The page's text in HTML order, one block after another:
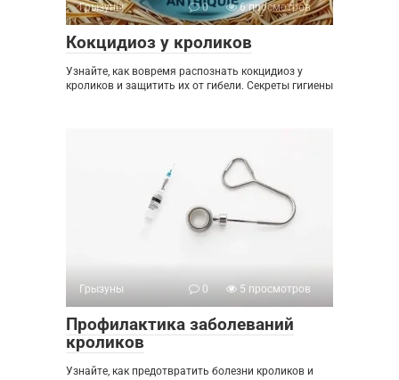
Грызуны 0 6 просмотров
Кокцидиоз у кроликов
Узнайте, как вовремя распознать кокцидиоз у
кроликов и защитить их от гибели. Секреты гигиены
Грызуны 0 5 просмотров
Профилактика заболеваний
кроликов
Узнайте, как предотвратить болезни кроликов и